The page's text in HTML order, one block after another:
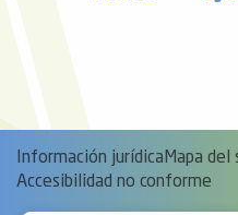
Información jurídica Mapa del
Accesibilidad no conforme